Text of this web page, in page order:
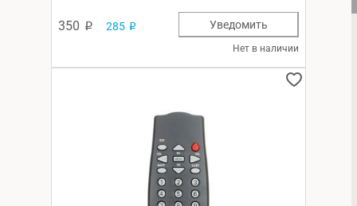
350 p 285 p
Нет в наличии
Уведомить